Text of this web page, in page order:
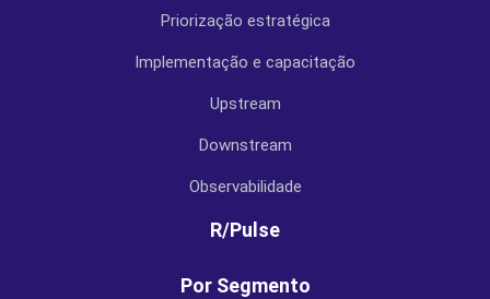
Priorização estratégica
Implementação e capacitação
Upstream
Downstream
Observabilidade
R/Pulse
Por Segmento